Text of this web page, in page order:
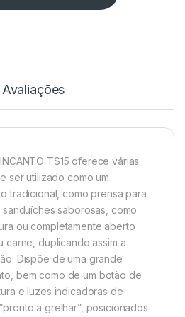
Avaliações
TS15 oferece várias
ser utilizado como um
tradicional, como prensa para
saborosas, como
ou completamente aberto
carne, duplicando assim a
Dispõe de uma grande
bem como de um botão de
e luzes indicadoras de
a grelhar”, posicionados